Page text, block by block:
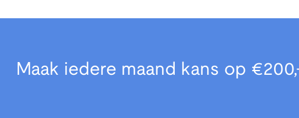
Maak iedere maand kans op